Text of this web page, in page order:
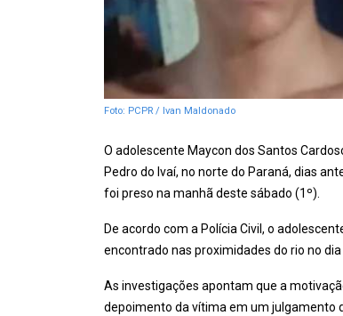
Foto: PCPR / Ivan Maldonado
O adolescente Maycon dos Santos
Pedro do Ivaí, no norte do Paraná, dias
foi preso na manhã deste sábado (1º).
De acordo com a Polícia Civil, o
encontrado nas proximidades do rio no
As investigações apontam que a
depoimento da vítima em um julgamento